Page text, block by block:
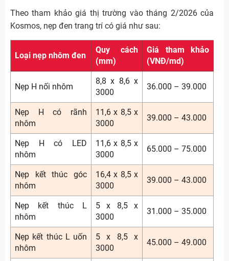
Theo tham khảo giá thị trường vào tháng 2/2026 của
Kosmos, nẹp đen trang trí có giá như sau:
Loại nẹp nhôm đen
Quy cách
(mm)
Giá tham khảo
(VNĐ/md)
Nẹp H nối nhôm
8,8 x 8,6 x
3000
36.000 – 39.000
Nẹp H có rãnh
nhôm
11,6 x 8,5 x
3000
39.000 – 43.000
Nẹp H có LED
nhôm
11,6 x 8,5 x
3000
65.000 – 75.000
Nẹp kết thúc góc
nhôm
16,4 x 8,5 x
3000
39.000 – 43.000
Nẹp kết thúc L
nhôm
5 x 8,5 x
3000
31.000 – 35.000
Nẹp kết thúc L uốn
nhôm
5 x 8,5 x
3000
45.000 – 49.000